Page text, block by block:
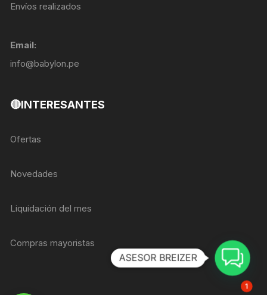
Envíos realizados
Email:
info@babylon.pe
🔴INTERESANTES
Ofertas
Novedades
Liquidación del mes
Compras mayoristas
ASESOR BREIZER
1